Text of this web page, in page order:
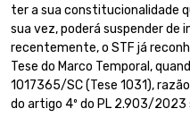
ter a sua constitucionalidade
sua vez, poderá suspender de
recentemente, o STF já
Tese do Marco Temporal,
1017365/SC (Tese 1031),
do artigo 4º do PL 2.903/2023